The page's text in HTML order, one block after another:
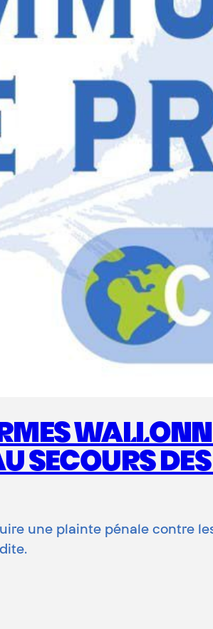
SECOURS
une plainte pénale